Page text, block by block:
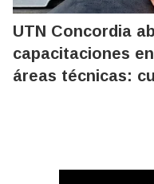
UTN Concordia
capacitaciones
áreas técnicas: